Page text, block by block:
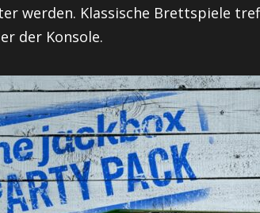
werden. Klassische Brettspiele
der Konsole.